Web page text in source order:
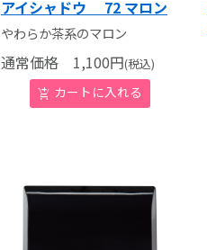
アイシャドウ 72 マロン
やわらか茶系のマロン
通常価格 1,100円(税込)